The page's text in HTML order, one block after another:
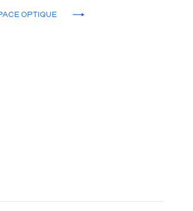
OPTIQUE